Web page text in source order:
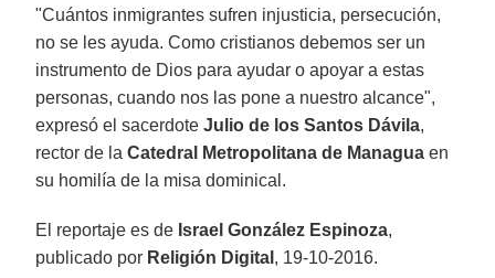
"Cuántos inmigrantes sufren injusticia, persecución,
no se les ayuda. Como cristianos debemos ser un
instrumento de Dios para ayudar o apoyar a estas
personas, cuando nos las pone a nuestro alcance",
expresó el sacerdoteJulio de los Santos Dávila,
rector de laCatedral Metropolitana de Managua en
su homilía de la misa dominical.
El reportaje es de Israel González Espinoza,
publicado por Religión Digital , 19-10-2016.